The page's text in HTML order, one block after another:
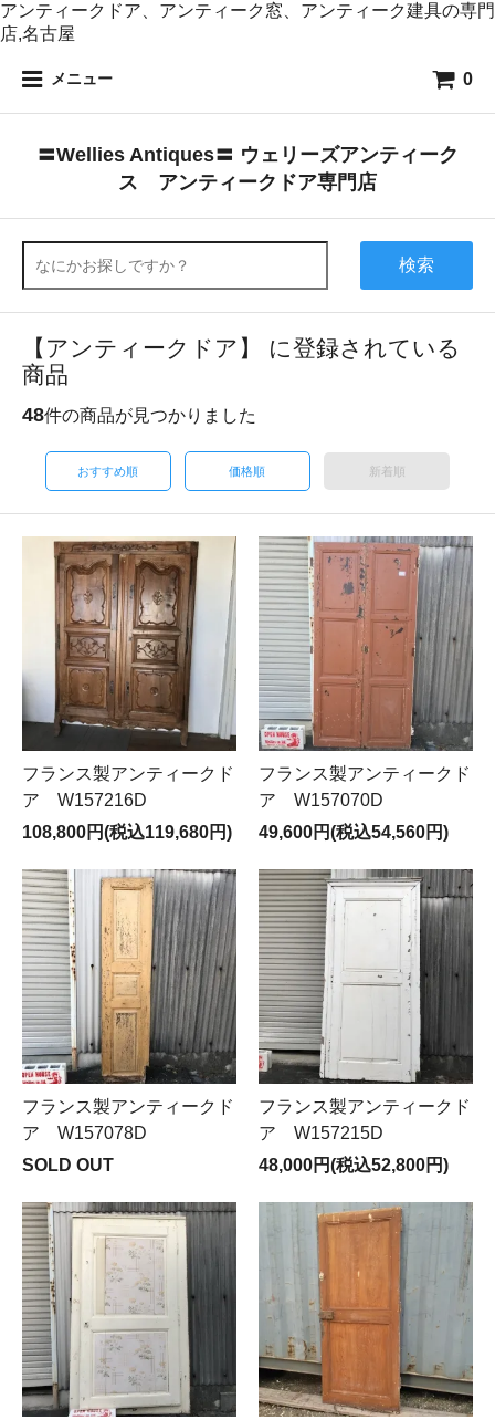
アンティークドア、アンティーク窓、アンティーク建具の専門
店,名古屋
メニュー 0
〓Wellies Antiques〓 ウェリーズアンティーク
ス アンティークドア専門店
検索
【アンティークドア】 に登録されている
商品
48件の商品が見つかりました
おすすめ順 価格順 新着順
フランス製アンティークド
ア W157216D
108,800円(税込119,680円)
フランス製アンティークド
ア W157070D
49,600円(税込54,560円)
フランス製アンティークド
ア W157078D
SOLD OUT
フランス製アンティークド
ア W157215D
48,000円(税込52,800円)